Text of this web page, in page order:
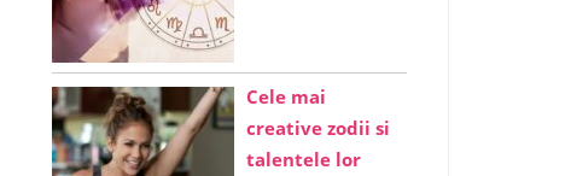
Cele mai
creative zodii si
talentele lor